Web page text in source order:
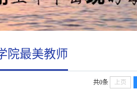
院最美教师
共0条 上页